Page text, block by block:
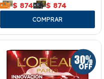
$ 874 $ 874